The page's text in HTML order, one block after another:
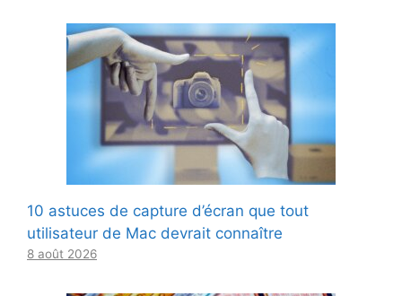
10 astuces de capture d’écran que tout
utilisateur de Mac devrait connaître
8 août 2026